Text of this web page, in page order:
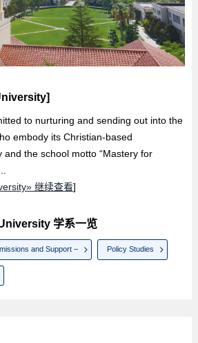
to nurturing and sending out into the
embody its Christian-based
and the school motto “Mastery for
继续查看]
学系一览
and Support – Policy Studies